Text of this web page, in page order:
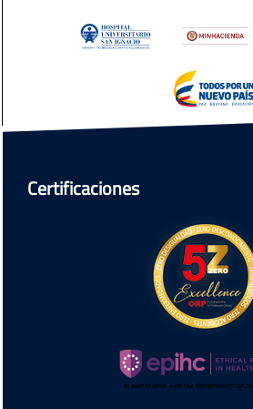
Certificaciones